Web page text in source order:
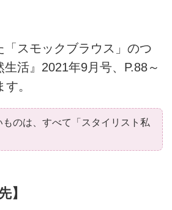
「スモックブラウス」のつ
生活』2021年9月号、P.88～
。
ものは、すべて「スタイリスト私
】